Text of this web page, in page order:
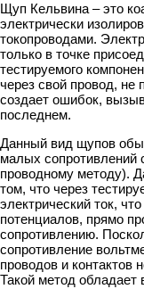
Щуп Кельвина – это
электрически
токопроводами.
только в точке
тестируемого
через свой провод, не
создает ошибок,
последнем.
Данный вид щупов
малых сопротивлений
проводному методу).
том, что через
электрический ток,
потенциалов, прямо
сопротивлению.
сопротивление
проводов и контактов
Такой метод обладает